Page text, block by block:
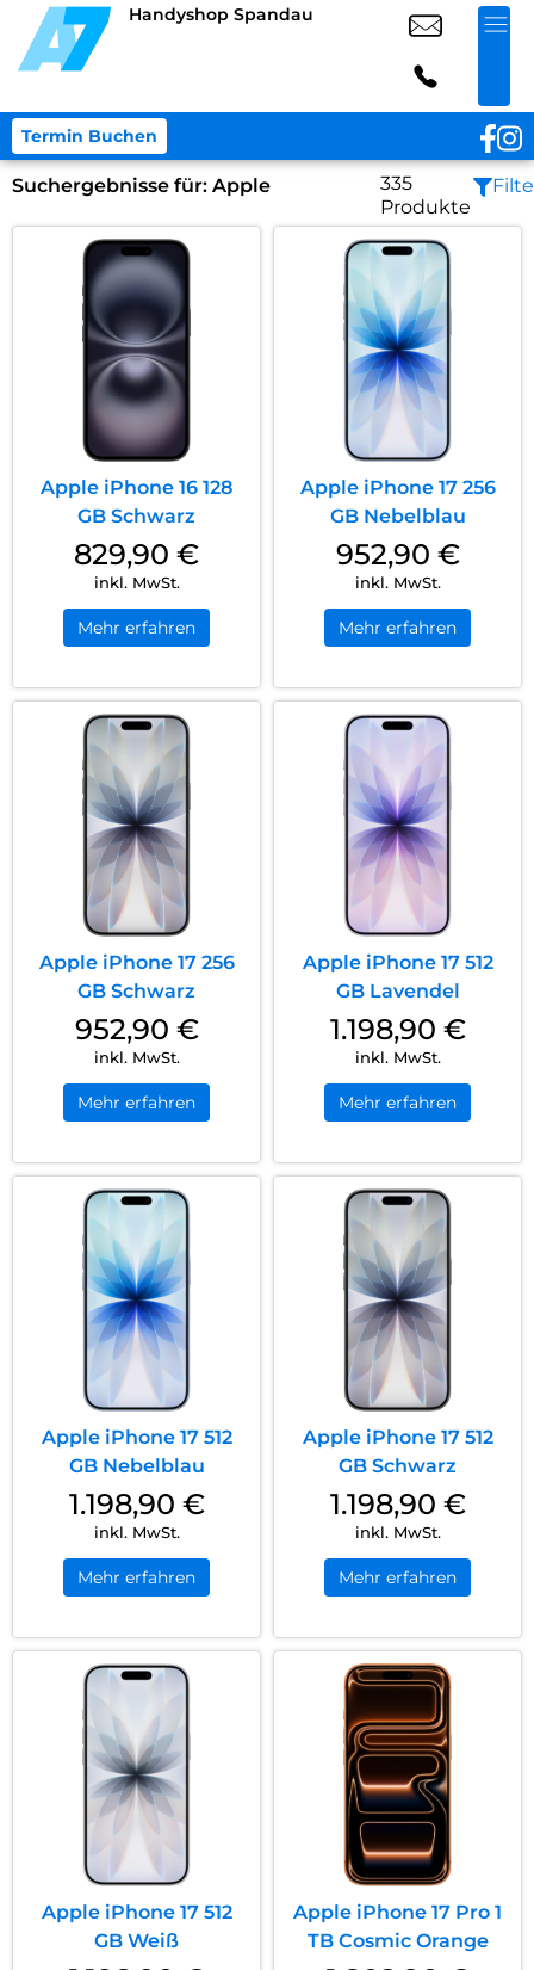
Handyshop Spandau
Termin Buchen
Suchergebnisse für: Apple
335
Produkte
Apple iPhone 16 128
GB Schwarz
829,90 €
inkl. MwSt.
Mehr erfahren
Apple iPhone 17 256
GB Nebelblau
952,90 €
inkl. MwSt.
Mehr erfahren
Apple iPhone 17 256
GB Schwarz
952,90 €
inkl. MwSt.
Mehr erfahren
Apple iPhone 17 512
GB Lavendel
1.198,90 €
inkl. MwSt.
Mehr erfahren
Apple iPhone 17 512
GB Nebelblau
1.198,90 €
inkl. MwSt.
Mehr erfahren
Apple iPhone 17 512
GB Schwarz
1.198,90 €
inkl. MwSt.
Mehr erfahren
Apple iPhone 17 512
GB Weiß
Apple iPhone 17 Pro 1
TB Cosmic Orange